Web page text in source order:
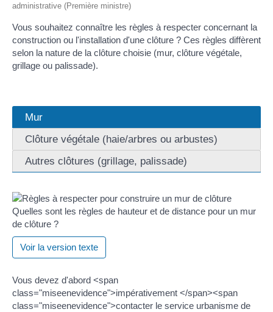
administrative (Première ministre)
Vous souhaitez connaître les règles à respecter concernant la
construction ou l'installation d'une clôture ? Ces règles diffèrent
selon la nature de la clôture choisie (mur, clôture végétale,
grillage ou palissade).
Mur
Clôture végétale (haie/arbres ou arbustes)
Autres clôtures (grillage, palissade)
Quelles sont les règles de hauteur et de distance pour un mur
de clôture ?
Voir la version texte
Vous devez d'abord <span
class="miseenevidence">impérativement </span><span
class="miseenevidence">contacter le service urbanisme de